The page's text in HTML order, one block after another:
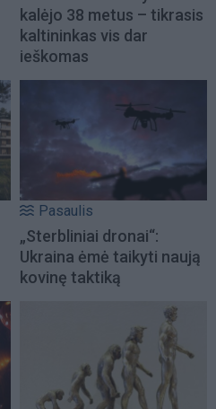
kalėjo 38 metus – tikrasis
kaltininkas vis dar
ieškomas
Pasaulis
„Sterbliniai dronai“:
Ukraina ėmė taikyti naują
kovinę taktiką